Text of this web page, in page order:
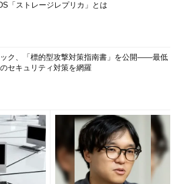
「ストレージレプリカ」とは
ク、「標的型攻撃対策指南書」を公開――最低
セキュリティ対策を網羅